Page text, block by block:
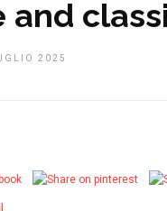
and
2025